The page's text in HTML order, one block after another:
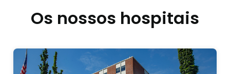
Os nossos hospitais